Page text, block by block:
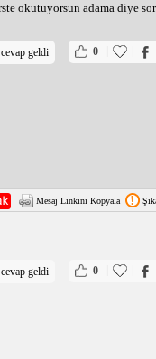
okutuyorsun adama diye
0
geldi
Mesaj Linkini Kopyala
0
geldi